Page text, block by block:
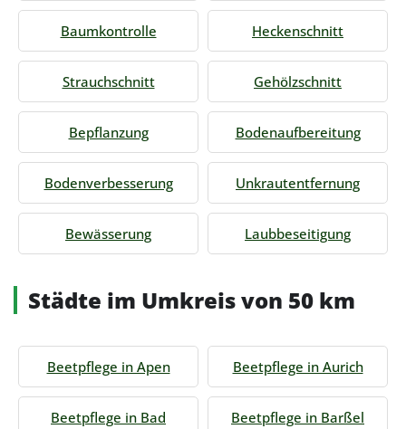
Baumkontrolle Heckenschnitt
Strauchschnitt Gehölzschnitt
Bepflanzung Bodenaufbereitung
Bodenverbesserung Unkrautentfernung
Bewässerung Laubbeseitigung
Städte im Umkreis von 50 km
Beetpflege in Apen Beetpflege in Aurich
Beetpflege in Bad
Beetpflege in Barßel